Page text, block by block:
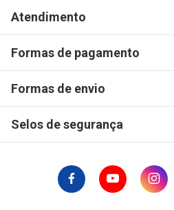
Atendimento
Formas de pagamento
Formas de envio
Selos de segurança